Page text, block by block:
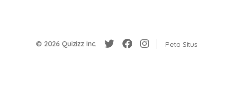
© 2026 Quizizz Inc. Peta Situs